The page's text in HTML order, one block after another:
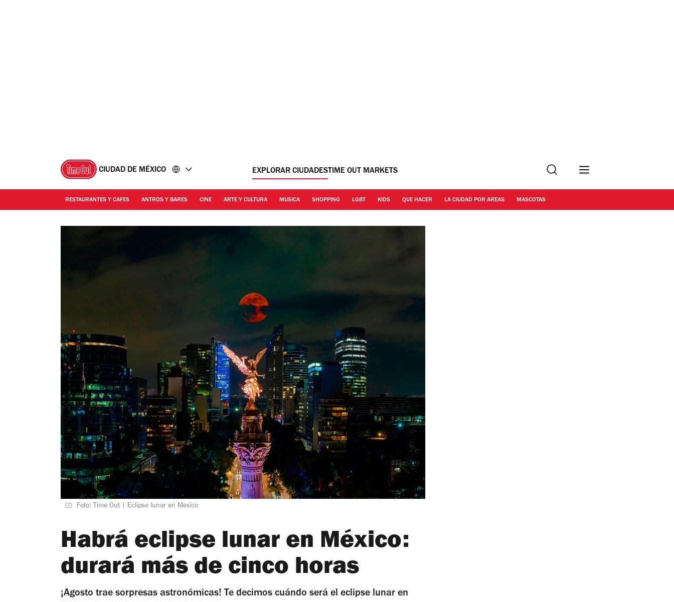
CIUDAD DE MÉXICO EXPLORAR CIUDADESTIME OUT MARKETS Buscar
RESTAURANTES Y CAFES ANTROS Y BARES CINE ARTE Y CULTURA MUSICA SHOPPING LGBT KIDS QUE HACER LA CIUDAD POR AREAS MASCOTAS
Foto: Time Out | Eclipse lunar en Mexico
Habrá eclipse lunar en México:
durará más de cinco horas
¡Agosto trae sorpresas astronómicas! Te decimos cuándo será el eclipse lunar en